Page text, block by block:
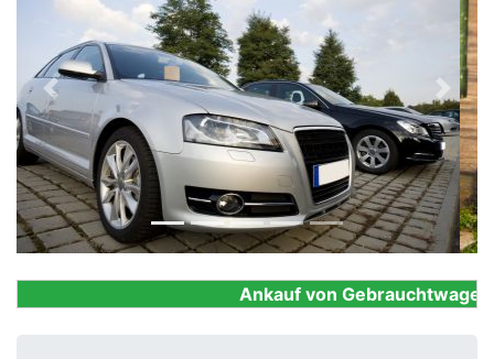
Previous Next
Ankauf von